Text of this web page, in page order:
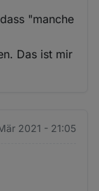
"manche
Das ist mir
2021 - 21:05